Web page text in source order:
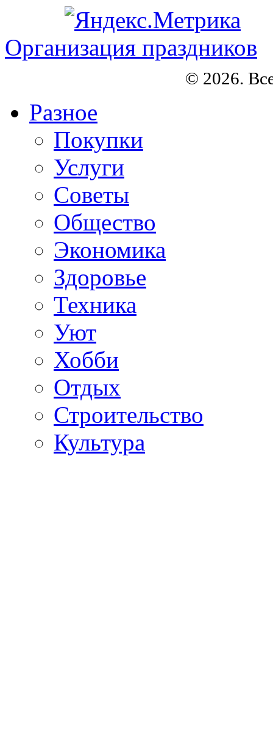
Организация праздников
© 2026.
Разное
Покупки
Услуги
Советы
Общество
Экономика
Здоровье
Техника
Уют
Хобби
Отдых
Строительство
Культура